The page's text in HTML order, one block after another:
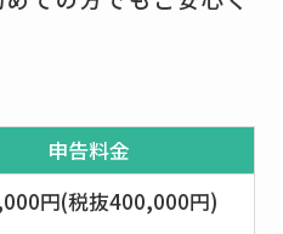
申告料金
円(税抜400,000円)